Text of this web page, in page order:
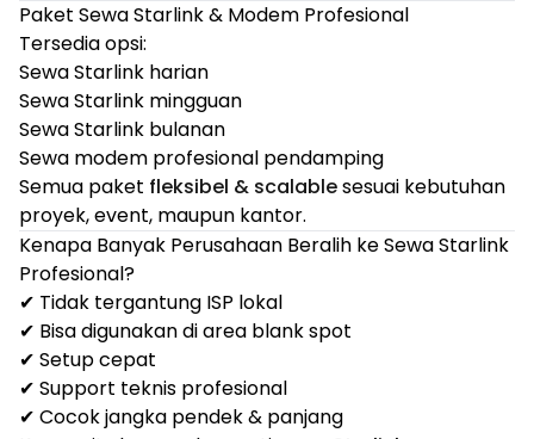
Paket Sewa Starlink & Modem Profesional
Tersedia opsi:
Sewa Starlink harian
Sewa Starlink mingguan
Sewa Starlink bulanan
Sewa modem profesional pendamping
Semua paket fleksibel & scalablesesuai kebutuhan
proyek, event, maupun kantor.
Kenapa Banyak Perusahaan Beralih ke Sewa Starlink
Profesional?
✔ Tidak tergantung ISP lokal
✔ Bisa digunakan di area blank spot
✔ Setup cepat
✔ Support teknis profesional
✔ Cocok jangka pendek & panjang